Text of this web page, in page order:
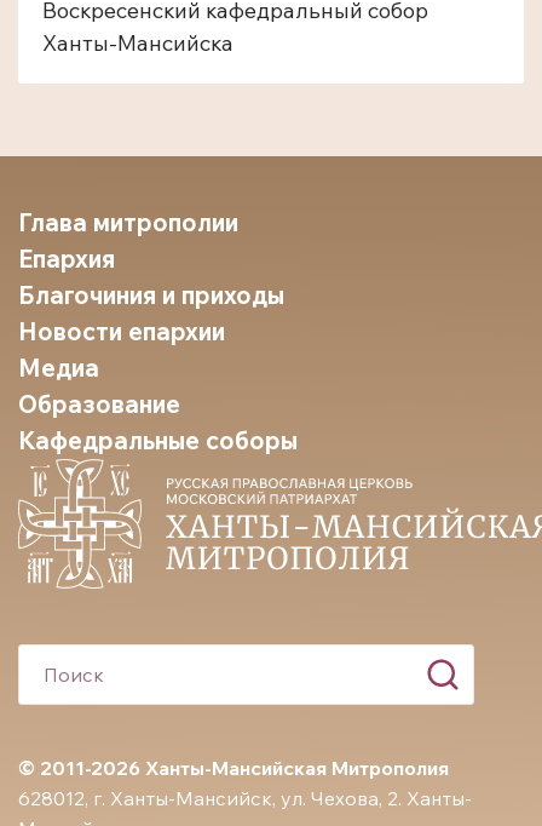
Воскресенский кафедральный собор
Ханты-Мансийска
© 2011-2026 Ханты-Мансийская Митрополия
628012, г. Ханты-Мансийск, ул. Чехова, 2. Ханты-
Глава митрополии
Епархия
Благочиния и приходы
Новости епархии
Медиа
Образование
Кафедральные соборы